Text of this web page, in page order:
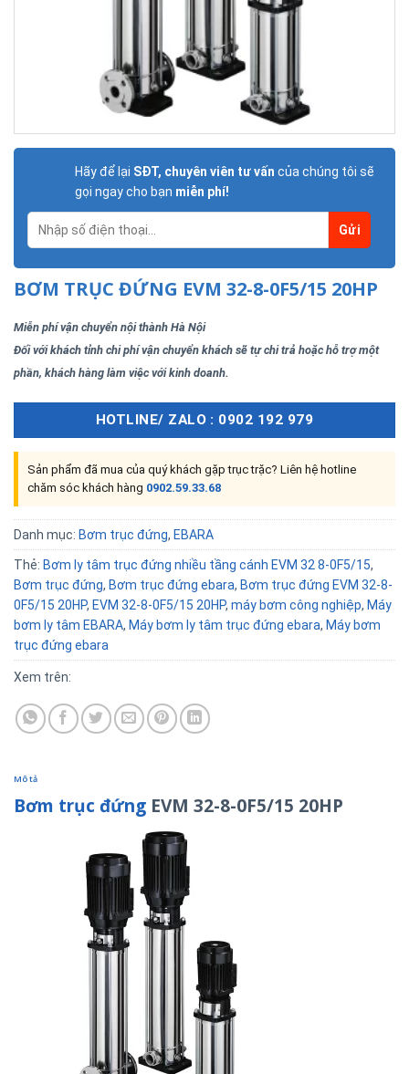
Hãy để lại SĐT, chuyên viên tư vấn của chúng tôi sẽ
gọi ngay cho bạn miễn phí!
BƠM TRỤC ĐỨNG EVM 32-8-0F5/15 20HP
Miễn phí vận chuyển nội thành Hà Nội
Đối với khách tỉnh chi phí vận chuyển khách sẽ tự chi trả hoặc hỗ trợ một
phần, khách hàng làm việc với kinh doanh.
HOTLINE/ ZALO : 0902 192 979
Sản phẩm đã mua của quý khách gặp trục trặc? Liên hệ hotline
chăm sóc khách hàng 0902.59.33.68
Danh mục: Bơm trục đứng, EBARA
Thẻ: Bơm ly tâm trục đứng nhiều tầng cánh EVM 32 8-0F5/15,
Bơm trục đứng, Bơm trục đứng ebara, Bơm trục đứng EVM 32-8-
0F5/15 20HP, EVM 32-8-0F5/15 20HP, máy bơm công nghiệp, Máy
bơm ly tâm EBARA, Máy bơm ly tâm trục đứng ebara, Máy bơm
trục đứng ebara
Xem trên:
Mô tả
Bơm trục đứng EVM 32-8-0F5/15 20HP